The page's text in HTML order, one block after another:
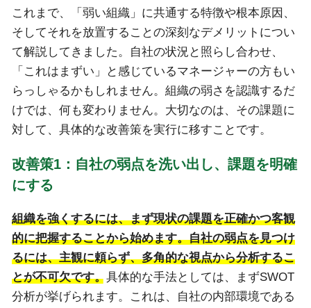
これまで、「弱い組織」に共通する特徴や根本原因、
そしてそれを放置することの深刻なデメリットについ
て解説してきました。自社の状況と照らし合わせ、
「これはまずい」と感じているマネージャーの方もい
らっしゃるかもしれません。組織の弱さを認識するだ
けでは、何も変わりません。大切なのは、その課題に
対して、具体的な改善策を実行に移すことです。
改善策1：自社の弱点を洗い出し、課題を明確
にする
組織を強くするには、まず現状の課題を正確かつ客観
的に把握することから始めます。自社の弱点を見つけ
るには、主観に頼らず、多角的な視点から分析するこ
とが不可欠です。 具体的な手法としては、まずSWOT
分析が挙げられます。これは、自社の内部環境である